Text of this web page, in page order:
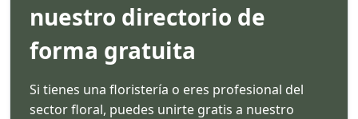
nuestro directorio de
forma gratuita
Si tienes una floristería o eres profesional del
sector floral, puedes unirte gratis a nuestro